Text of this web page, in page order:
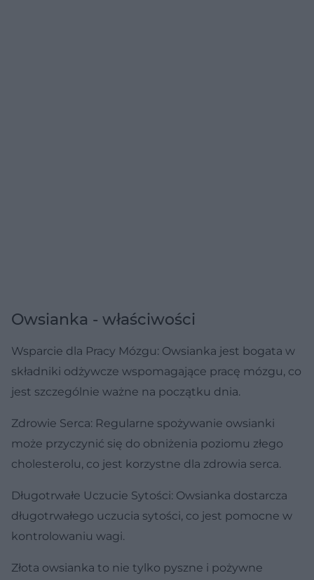
Owsianka - właściwości
Wsparcie dla Pracy Mózgu: Owsianka jest bogata w
składniki odżywcze wspomagające pracę mózgu, co
jest szczególnie ważne na początku dnia.
Zdrowie Serca: Regularne spożywanie owsianki
może przyczynić się do obniżenia poziomu złego
cholesterolu, co jest korzystne dla zdrowia serca.
Długotrwałe Uczucie Sytości: Owsianka dostarcza
długotrwałego uczucia sytości, co jest pomocne w
kontrolowaniu wagi.
Złota owsianka to nie tylko pyszne i pożywne